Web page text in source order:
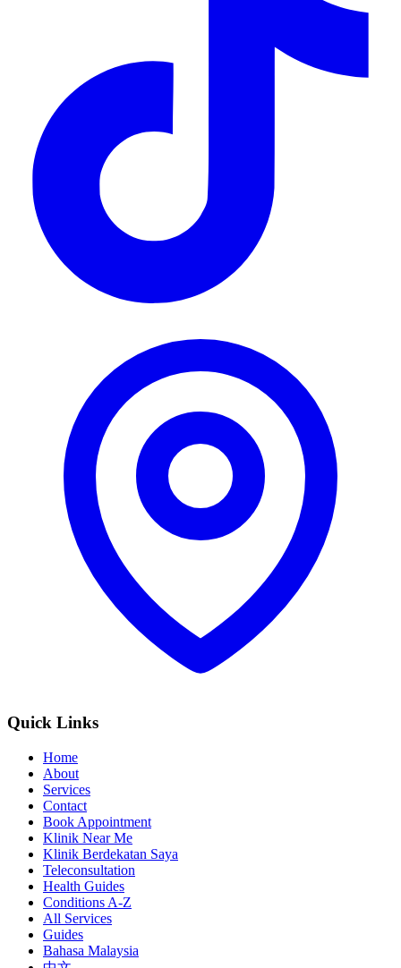
Quick Links
Home
About
Services
Contact
Book Appointment
Klinik Near Me
Klinik Berdekatan Saya
Teleconsultation
Health Guides
Conditions A-Z
All Services
Guides
Bahasa Malaysia